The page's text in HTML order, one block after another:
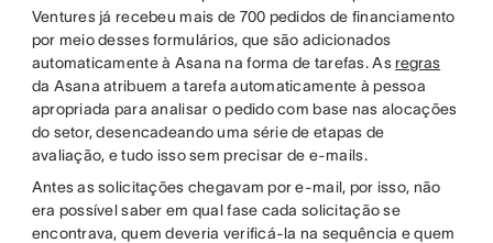
Ventures já recebeu mais de 700 pedidos de financiamento
por meio desses formulários, que são adicionados
automaticamente à Asana na forma de tarefas. As regras
da Asana atribuem a tarefa automaticamente à pessoa
apropriada para analisar o pedido com base nas alocações
do setor, desencadeando uma série de etapas de
avaliação, e tudo isso sem precisar de e-mails.
Antes as solicitações chegavam por e-mail, por isso, não
era possível saber em qual fase cada solicitação se
encontrava, quem deveria verificá-la na sequência e quem